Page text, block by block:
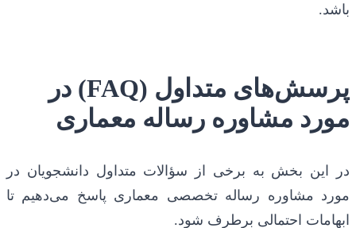
باشد.
پرسش‌های متداول (FAQ) در
مورد مشاوره رساله معماری
در این بخش به برخی از سؤالات متداول دانشجویان در
مورد مشاوره رساله تخصصی معماری پاسخ می‌دهیم تا
ابهامات احتمالی برطرف شود.